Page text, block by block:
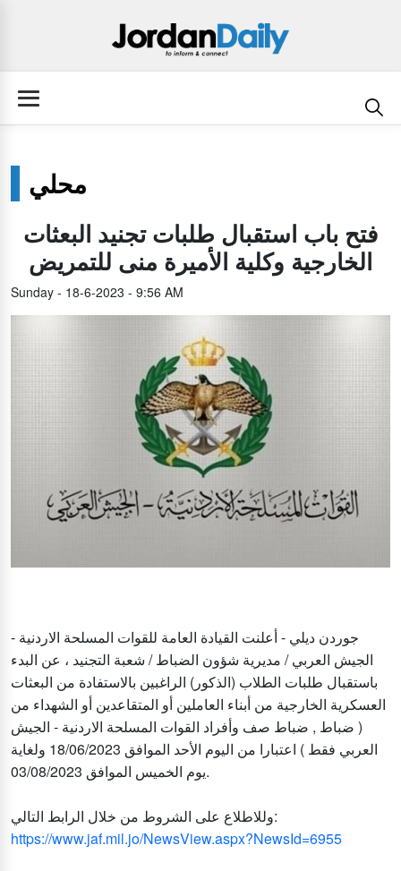
محلي
فتح باب استقبال طلبات تجنيد البعثات
الخارجية وكلية الأميرة منى للتمريض
Sunday - 18-6-2023 - 9:56 AM
جوردن ديلي - أعلنت القيادة العامة للقوات المسلحة الاردنية -
الجيش العربي / مديرية شؤون الضباط / شعبة التجنيد ، عن البدء
باستقبال طلبات الطلاب (الذكور) الراغبين بالاستفادة من البعثات
العسكرية الخارجية من أبناء العاملين أو المتقاعدين أو الشهداء من
( ضباط , ضباط صف وأفراد القوات المسلحة الاردنية - الجيش
العربي فقط ) اعتبارا من اليوم الأحد الموافق 18/06/2023 ولغاية
يوم الخميس الموافق 03/08/2023.
وللاطلاع على الشروط من خلال الرابط التالي:
https://www.jaf.mil.jo/NewsView.aspx?NewsId=6955